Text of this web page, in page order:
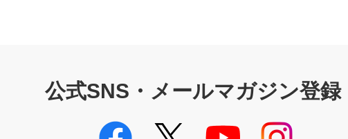
公式SNS・メールマガジン登録